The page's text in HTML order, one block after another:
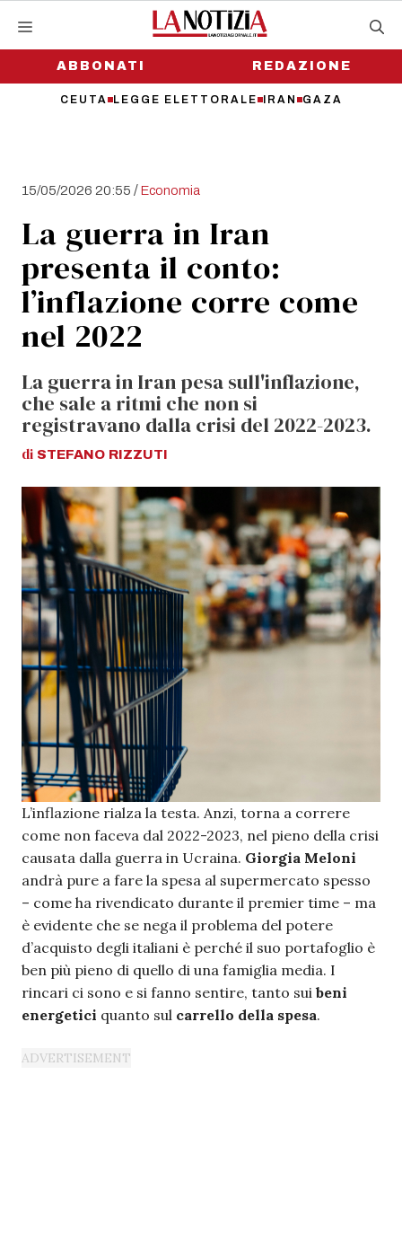
contenutoABBONATI
CEUTA LEGGE ELETTORALE IRAN GAZA
REDAZIONE
15/05/2026 20:55 /Economia
La guerra in Iran
presenta il conto:
l’inflazione corre come
nel 2022
La guerra in Iran pesa sull'inflazione,
che sale a ritmi che non si
registravano dalla crisi del 2022-2023.
di STEFANO RIZZUTI
L’inflazione rialza la testa. Anzi, torna a correre
come non faceva dal 2022-2023, nel pieno della crisi
causata dalla guerra in Ucraina. Giorgia Meloni
andrà pure a fare la spesa al supermercato spesso
– come ha rivendicato durante il premier time – ma
è evidente che se nega il problema del potere
d’acquisto degli italiani è perché il suo portafoglio è
ben più pieno di quello di una famiglia media. I
rincari ci sono e si fanno sentire, tanto sui beni
energetici quanto sul carrello della spesa.